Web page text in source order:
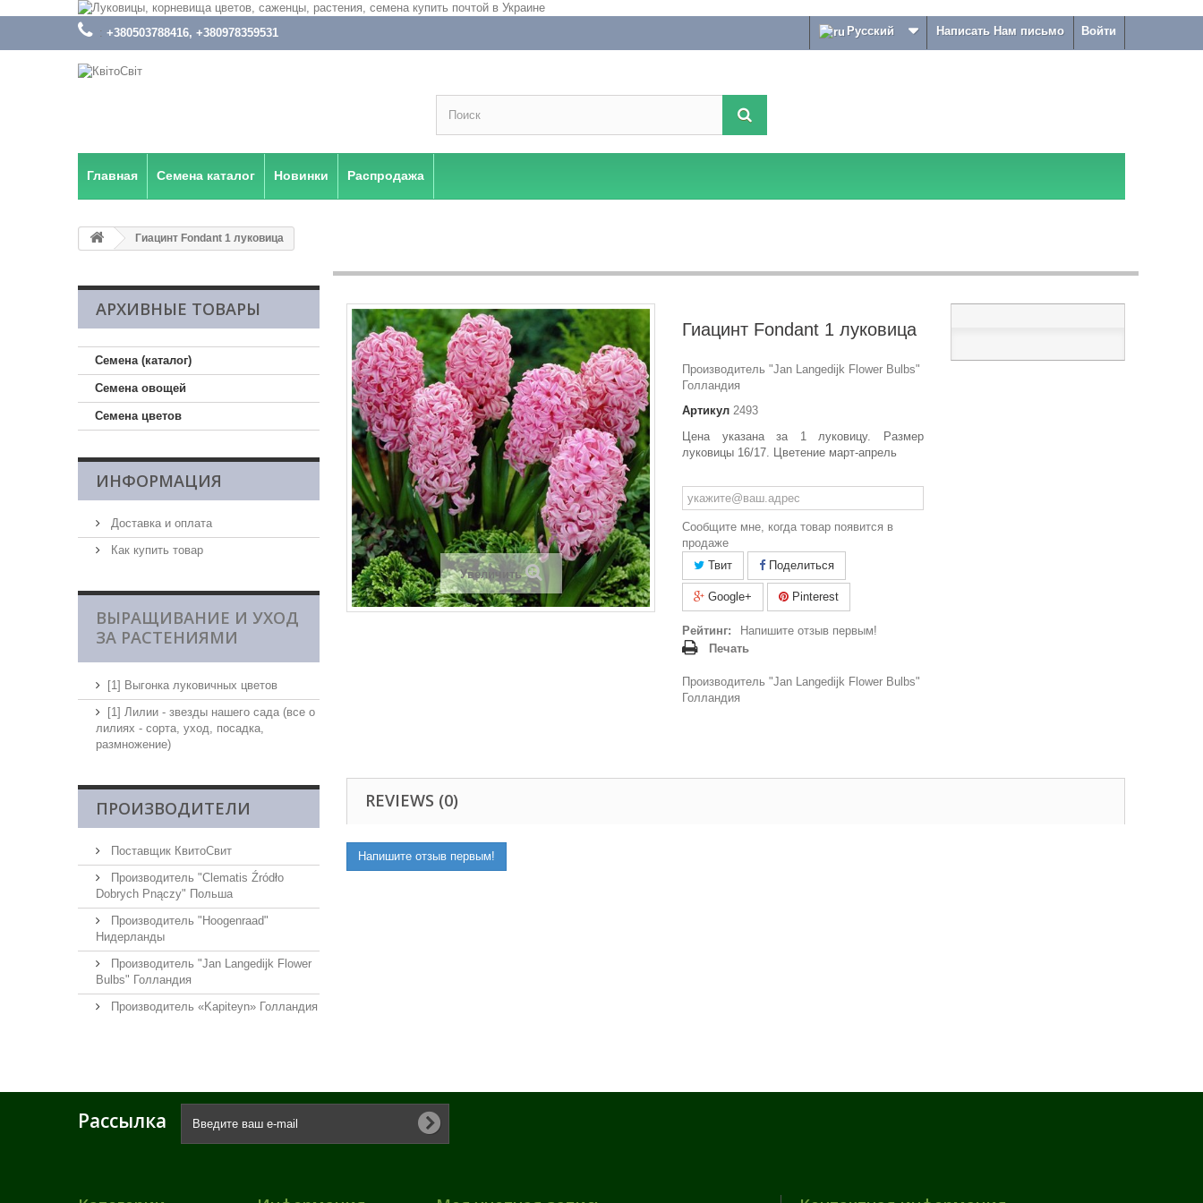
Войти
Написать Нам письмо
: +380503788416, +380978359531 Русский
Главная Семена каталог Новинки Распродажа
Гиацинт Fondant 1 луковица
АРХИВНЫЕ ТОВАРЫ
Семена (каталог)
Семена овощей
Семена цветов
ИНФОРМАЦИЯ
Доставка и оплата
Как купить товар
ВЫРАЩИВАНИЕ И УХОД
ЗА РАСТЕНИЯМИ
[1] Выгонка луковичных цветов
[1] Лилии - звезды нашего сада (все о
лилиях - сорта, уход, посадка,
размножение)
ПРОИЗВОДИТЕЛИ
Поставщик КвитоСвит
Производитель "Clematis Źródło
Dobrych Pnączy" Польша
Производитель "Hoogenraad"
Нидерланды
Производитель "Jan Langedijk Flower
Bulbs" Голландия
Производитель «Kapiteyn» Голландия
Увеличить
Гиацинт Fondant 1 луковица
Производитель "Jan Langedijk Flower Bulbs"
Голландия
Артикул 2493
Цена указана за 1 луковицу. Размер
луковицы 16/17. Цветение март-апрель
Сообщите мне, когда товар появится в
продаже
Твит
Поделиться
Google+ Pinterest
Рейтинг:
Напишите отзыв первым!
Печать
Производитель "Jan Langedijk Flower Bulbs"
Голландия
REVIEWS (0)
Напишите отзыв первым!
Рассылка